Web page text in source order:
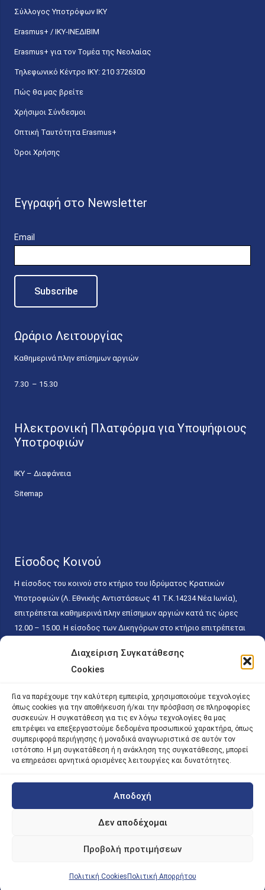
Διαχείριση Συγκατάθεσης
Cookies
Για να παρέχουμε την καλύτερη εμπειρία, χρησιμοποιούμε τεχνολογίες
όπως cookies για την αποθήκευση ή/και την πρόσβαση σε πληροφορίες
συσκευών. Η συγκατάθεση για τις εν λόγω τεχνολογίες θα μας
επιτρέψει να επεξεργαστούμε δεδομένα προσωπικού χαρακτήρα, όπως
συμπεριφορά περιήγησης ή μοναδικά αναγνωριστικά σε αυτόν τον
ιστότοπο. Η μη συγκατάθεση ή η ανάκληση της συγκατάθεσης, μπορεί
να επηρεάσει αρνητικά ορισμένες λειτουργίες και δυνατότητες.
Αποδοχή
Δεν αποδέχομαι
Προβολή προτιμήσεων
Πολιτική Cookies Πολιτική Απορρήτου
Σύλλογος Υποτρόφων ΙΚΥ
Erasmus+ / ΙΚΥ-ΙΝΕΔΙΒΙΜ
Erasmus+ για τον Τομέα της Νεολαίας
Τηλεφωνικό Κέντρο IKY: 210 3726300
Πώς θα μας βρείτε
Χρήσιμοι Σύνδεσμοι
Οπτική Ταυτότητα Erasmus+
Όροι Χρήσης
Εγγραφή στο Newsletter
Email
Ωράριο Λειτουργίας
Καθημερινά πλην επίσημων αργιών
7.30 – 15.30
Ηλεκτρονική Πλατφόρμα για Υποψήφιους
Υποτροφιών
ΙΚΥ – Διαφάνεια
Sitemap
Είσοδος Κοινού
Η είσοδος του κοινού στο κτήριο του Ιδρύματος Κρατικών
Υποτροφιών (Λ. Εθνικής Αντιστάσεως 41 T.K.14234 Νέα Ιωνία),
επιτρέπεται καθημερινά πλην επίσημων αργιών κατά τις ώρες
12.00 – 15.00. Η είσοδος των Δικηγόρων στο κτήριο επιτρέπεται
κάθε εργάσιμη ημέρα και ώρα χωρίς κανέναν χρονικό ή άλλο
περιορισμό. Η είσοδος του κοινού ειδικά στο γραφείο του
15.00. Η εξυπηρέτηση του κοινού πραγματοποιείται βάσει των
παγίων ισχυουσών διατάξεων. Για την αποφυγή συνωστισμού
εντός του εσωτερικού χώρου εξυπηρέτησης και αναμονής του
κοινού, η εξυπηρέτησή του δύναται να πραγματοποιείται κατόπιν
προγραμματισμένου ραντεβού.
| iky.gr | All Rights Reserved
Designed and Developed by ACM Digital